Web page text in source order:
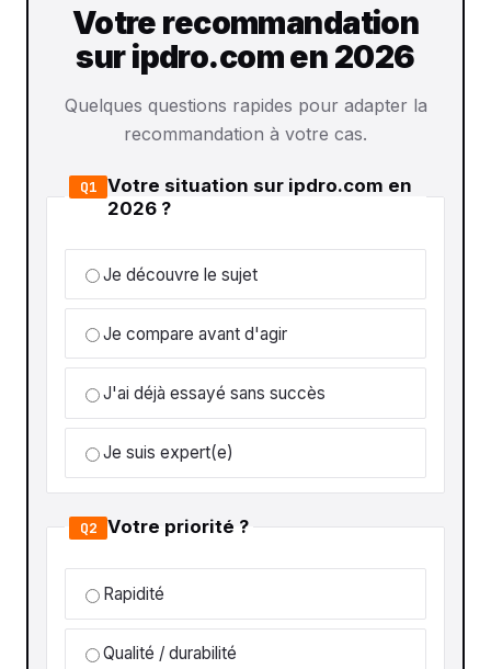
Votre recommandation
sur ipdro.com en 2026
Quelques questions rapides pour adapter la
recommandation à votre cas.
Q1 Votre situation sur ipdro.com en
2026 ?
Je découvre le sujet
Je compare avant d'agir
J'ai déjà essayé sans succès
Je suis expert(e)
Q2 Votre priorité ?
Rapidité
Qualité / durabilité